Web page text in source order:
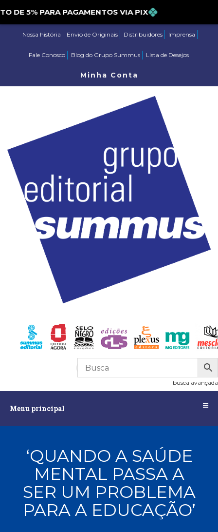
DE 5% PARA PAGAMENTOS VIA PIX
Nossa história Envio de Originais Distribuidores Imprensa
Fale Conosco Blog do Grupo Summus Lista de Desejos
Minha Conta
R$0,00
busca avançada
Menu principal
principalAssuntos
Administração,
Astrologia
(27)
Atualidades,
PROMOÇÕES
MAIS
‘QUANDO A SAÚDE
MENTAL PASSA A
SER UM PROBLEMA
PARA A EDUCAÇÃO’